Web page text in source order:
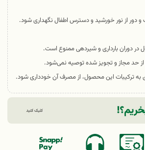
از نور خورشید و دسترس اطفال نگهداری شود.
در دوران بارداری و شیردهی ممنوع است.
حد مجاز و تجویز شده توصیه نمی‌شود.
به ترکیبات این محصول، از مصرف آن خودداری شود.